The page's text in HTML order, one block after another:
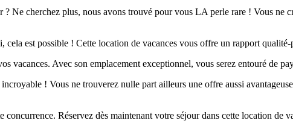
Ne cherchez plus, nous avons trouvé pour vous LA perle rare ! Vous ne
est possible ! Cette location de vacances vous offre un rapport
vacances. Avec son emplacement exceptionnel, vous serez entouré de
! Vous ne trouverez nulle part ailleurs une offre aussi
Réservez dès maintenant votre séjour dans cette location de